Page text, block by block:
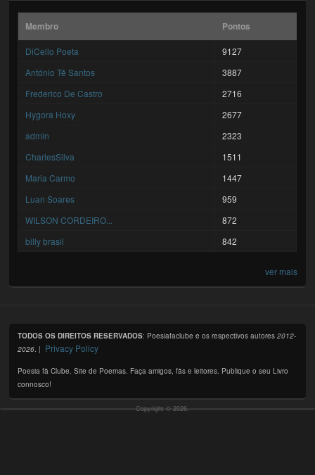
Membro Pontos
DiCello Poeta
9127
António Tê Santos
3887
Frederico De Castro
2716
Hygora Hoxy
2677
admin
2323
CharlesSilva
1511
Maria Carmo
1447
Luan Soares
959
WILSON CORDEIRO...
872
billy brasil
842
ver mais
TODOS OS DIREITOS RESERVADOS: Poesiafaclube e os respectivos autores2012-
2026 . | Privacy Policy
Poesia fã Clube. Site de Poemas. Faça amigos, fãs e leitores. Publique o seu Livro
connosco!
Copyright © 2026,